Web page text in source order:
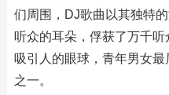
们周围，DJ歌曲以其独特
听众的耳朵，俘获了万千
吸引人的眼球，青年男女
之一。